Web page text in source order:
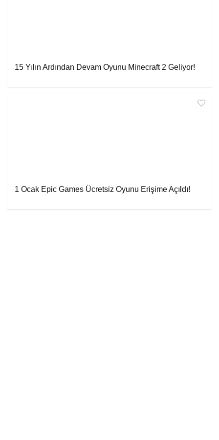
15 Yılın Ardından Devam Oyunu Minecraft 2 Geliyor!
1 Ocak Epic Games Ücretsiz Oyunu Erişime Açıldı!